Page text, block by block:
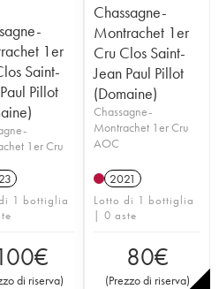
1er
Saint-
Pillot
1er Cru
1 bottiglia
€
di riserva)
Chassagne-
Montrachet 1er
Cru Clos Saint-
Jean Paul Pillot
(Domaine)
Chassagne-
Montrachet 1er Cru
AOC
2021
Lotto di 1 bottiglia
| 0 aste
80€
(Prezzo di riserva)